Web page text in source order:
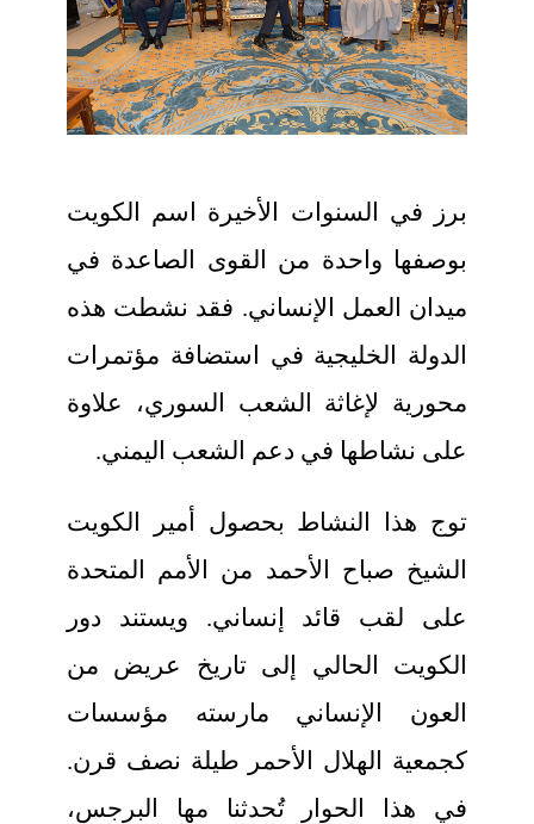
برز في السنوات الأخيرة اسم الكويت
بوصفها واحدة من القوى الصاعدة في
ميدان العمل الإنساني. فقد نشطت هذه
الدولة الخليجية في استضافة مؤتمرات
محورية لإغاثة الشعب السوري، علاوة
على نشاطها في دعم الشعب اليمني.
توج هذا النشاط بحصول أمير الكويت
الشيخ صباح الأحمد من الأمم المتحدة
على لقب قائد إنساني. ويستند دور
الكويت الحالي إلى تاريخ عريض من
العون الإنساني مارسته مؤسسات
كجمعية الهلال الأحمر طيلة نصف قرن.
في هذا الحوار تُحدثنا مها البرجس،